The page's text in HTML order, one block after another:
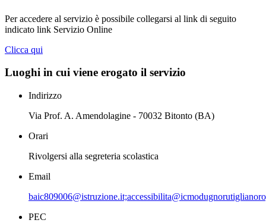
Per accedere al servizio è possibile collegarsi al link di seguito
indicato link Servizio Online
Clicca qui
Luoghi in cui viene erogato il servizio
Indirizzo
Via Prof. A. Amendolagine - 70032 Bitonto (BA)
Orari
Rivolgersi alla segreteria scolastica
Email
PEC